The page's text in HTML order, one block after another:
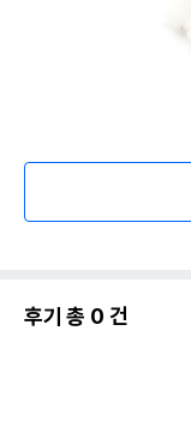
후기 총 0 건